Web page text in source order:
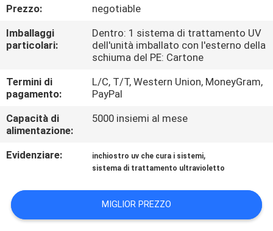
CONTATTICI
RICHIEDA
UNA
CITAZIONE
MAPPA
DEL
Prezzo:
negotiable
Imballaggi
particolari:
Dentro: 1 sistema di trattamento UV
dell'unità imballato con l'esterno della
schiuma del PE: Cartone
Termini di
pagamento:
L/C, T/T, Western Union, MoneyGram,
PayPal
Capacità di
alimentazione:
5000 insiemi al mese
Evidenziare: inchiostro uv che cura i sistemi,
sistema di trattamento ultravioletto
MIGLIOR PREZZO